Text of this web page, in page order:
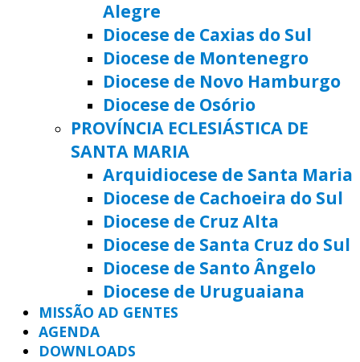
Alegre
Diocese de Caxias do Sul
Diocese de Montenegro
Diocese de Novo Hamburgo
Diocese de Osório
PROVÍNCIA ECLESIÁSTICA DE
SANTA MARIA
Arquidiocese de Santa Maria
Diocese de Cachoeira do Sul
Diocese de Cruz Alta
Diocese de Santa Cruz do Sul
Diocese de Santo Ângelo
Diocese de Uruguaiana
MISSÃO AD GENTES
AGENDA
DOWNLOADS